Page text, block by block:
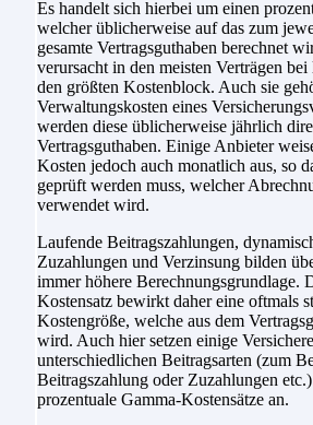
Es handelt sich hierbei um einen
welcher üblicherweise auf das zum
gesamte Vertragsguthaben berechnet
verursacht in den meisten Verträgen
den größten Kostenblock. Auch sie
Verwaltungskosten eines
werden diese üblicherweise jährlich
Vertragsguthaben. Einige Anbieter
Kosten jedoch auch monatlich aus, so
geprüft werden muss, welcher
verwendet wird.
Laufende Beitragszahlungen,
Zuzahlungen und Verzinsung bilden
immer höhere Berechnungsgrundlage.
Kostensatz bewirkt daher eine oftmals
Kostengröße, welche aus dem
wird. Auch hier setzen einige
unterschiedlichen Beitragsarten (zum
Beitragszahlung oder Zuzahlungen
prozentuale Gamma-Kostensätze an.